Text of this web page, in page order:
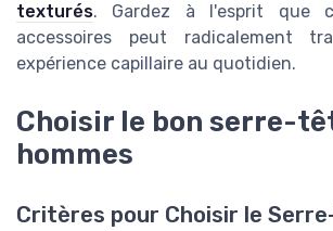
texturés. Gardez à l'esprit que
accessoires peut radicalement
expérience capillaire au quotidien.
Choisir le bon serre-
hommes
Critères pour Choisir le